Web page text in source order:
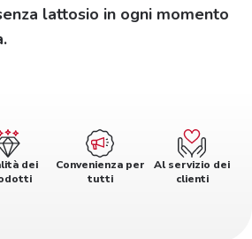
lattosio in ogni momento
dei
Convenienza per
tutti
Al servizio dei
clienti